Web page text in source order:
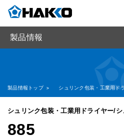
製品情報
製品情報トップ > シュリンク包装・工業用ド
シュリンク包装・工業用ドライヤー/
885